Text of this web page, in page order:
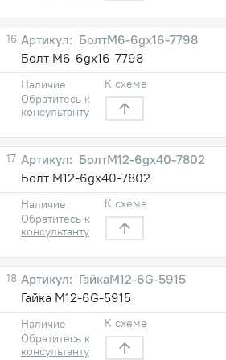
16
БолтМ6-6gх16-7798
Болт М6-6gх16-7798
Наличие
Обратитесь к
консультанту
К схеме
17
БолтМ12-6gх40-7802
Болт М12-6gх40-7802
Наличие
Обратитесь к
консультанту
К схеме
18
ГайкаM12-6G-5915
Гайка M12-6G-5915
Наличие
Обратитесь к
консультанту
К схеме